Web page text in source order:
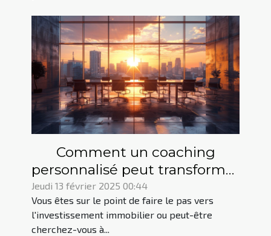
Comment un coaching
personnalisé peut transformer
votre investissement
immobilier
Jeudi 13 février 2025 00:44
Vous êtes sur le point de faire le pas vers
l'investissement immobilier ou peut-être
cherchez-vous à...